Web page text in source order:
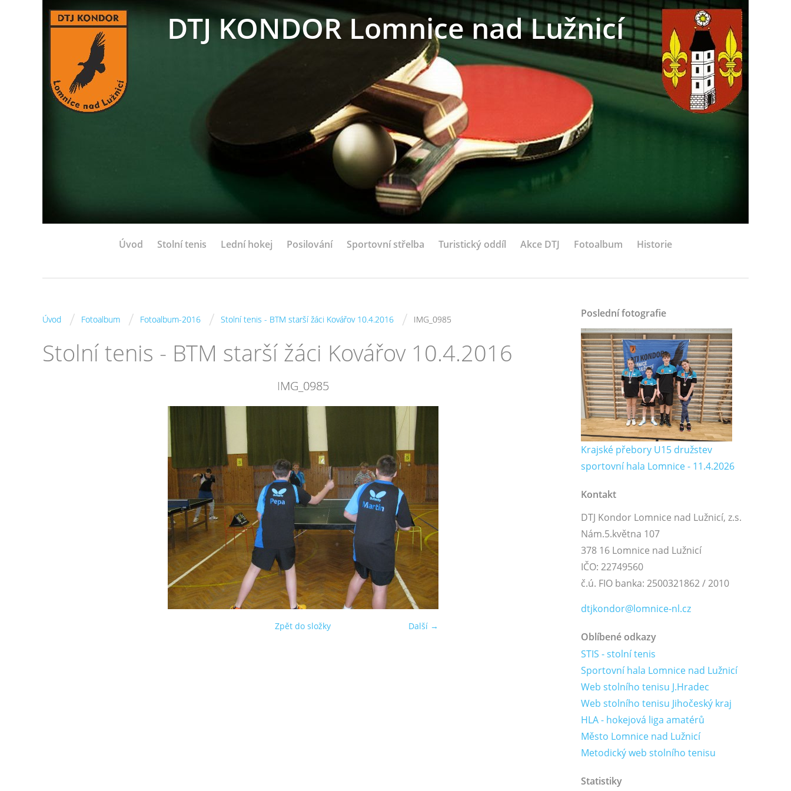
DTJ KONDOR Lomnice nad Lužnicí
Úvod Stolní tenis Lední hokej Posilování Sportovní střelba Turistický oddíl Akce DTJ Fotoalbum Historie
Úvod / Fotoalbum / Fotoalbum-2016 / Stolní tenis - BTM starší žáci Kovářov 10.4.2016 / IMG_0985
Stolní tenis - BTM starší žáci Kovářov 10.4.2016
IMG_0985
Další →
Zpět do složky
Poslední fotografie
Krajské přebory U15 družstev
sportovní hala Lomnice - 11.4.2026
Kontakt
DTJ Kondor Lomnice nad Lužnicí, z.s.
Nám.5.května 107
378 16 Lomnice nad Lužnicí
IČO: 22749560
č.ú. FIO banka: 2500321862 / 2010
dtjkondor@lomnice-nl.cz
Oblíbené odkazy
STIS - stolní tenis
Sportovní hala Lomnice nad Lužnicí
Web stolního tenisu J.Hradec
Web stolního tenisu Jihočeský kraj
HLA - hokejová liga amatérů
Město Lomnice nad Lužnicí
Metodický web stolního tenisu
Statistiky